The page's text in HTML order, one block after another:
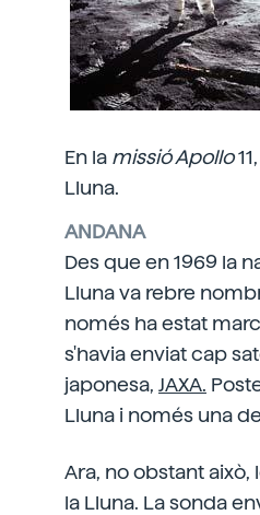
En la missió Apollo
Lluna.
ANDANA
Des que en 1969 la
Lluna va rebre
només ha estat
s'havia enviat cap
japonesa, JAXA.
Lluna i només una
Ara, no obstant
la Lluna. La sonda